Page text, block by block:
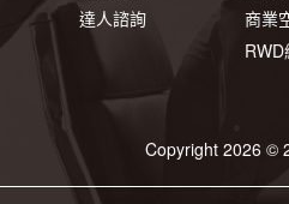
達人諮詢
商業
Copyright 2026 ©